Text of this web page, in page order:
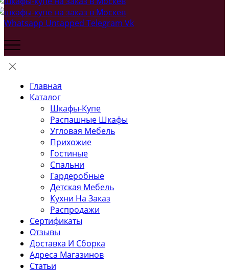
Whatsapp Untapped Telegram Vk
Главная
Каталог
Шкафы-Купе
Распашные Шкафы
Угловая Мебель
Прихожие
Гостиные
Спальни
Гардеробные
Детская Мебель
Кухни На Заказ
Распродажи
Сертификаты
Отзывы
Доставка И Сборка
Адреса Магазинов
Статьи